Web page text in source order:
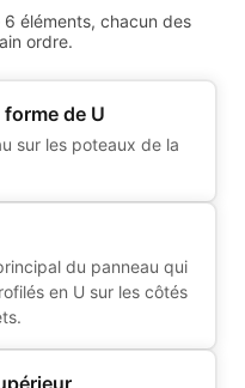
éléments, chacun des
ordre.
de U
sur les poteaux de la
du panneau qui
en U sur les côtés